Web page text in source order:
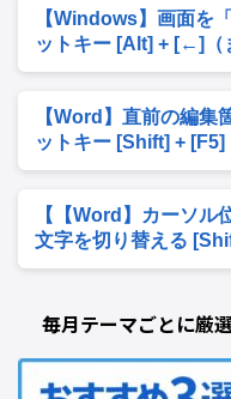
【Windows】画面を
ットキー [Alt] + [←]（
【Word】直前の編集
ットキー [Shift] + [F5]
【【Word】カーソル
文字を切り替える
毎月テーマごとに厳